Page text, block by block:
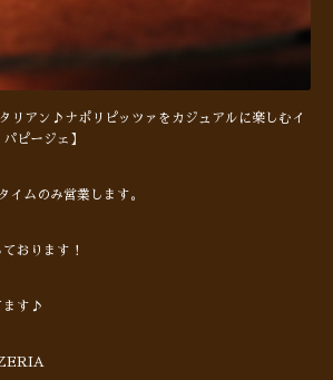
リアン♪ナポリピッツァをカジュアルに楽しむイ
ピージェ】
イムのみ営業します。
おります！
ます♪